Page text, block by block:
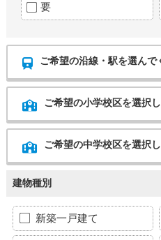
要
ご希望の沿線・駅を選んで
ご希望の小学校区を選択
ご希望の中学校区を選択
建物種別
新築一戸建て